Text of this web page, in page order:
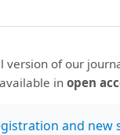
version of our
in open
and